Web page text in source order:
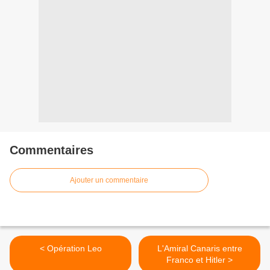
Commentaires
Ajouter un commentaire
< Opération Leo
L'Amiral Canaris entre
Franco et Hitler >